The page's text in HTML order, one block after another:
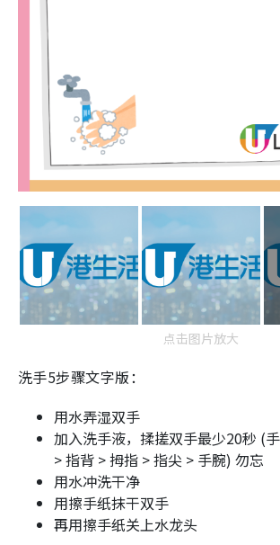
点击图片放大
洗手5步骤文字版：
用水弄湿双手
加入洗手液，揉搓双手最少20秒 (
> 指背 > 拇指 > 指尖 > 手腕) 勿忘
用水冲洗干净
用擦手纸抹干双手
再用擦手纸关上水龙头